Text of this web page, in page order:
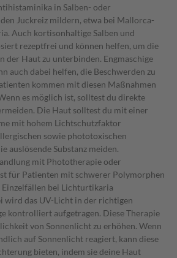
in Salben- oder
Juckreiz mildern, etwa bei Mallorca-
Auch kortisonhaltige Salben und
rezeptfrei und können helfen, um die
der Haut zu unterbinden. Engmaschige
auch dabei helfen, die Beschwerden zu
kommen mit diesen Maßnahmen
es möglich ist, solltest du direkte
Die Haut solltest du mit einer
mit hohem Lichtschutzfaktor
sowie phototoxischen
auslösende Substanz meiden.
mit Phototherapie oder
für Patienten mit schwerer Polymorphen
bei Lichturtikaria
wird das UV-Licht in der richtigen
kontrolliert aufgetragen. Diese Therapie
von Sonnenlicht zu erhöhen. Wenn
auf Sonnenlicht reagiert, kann diese
bieten, indem sie deine Haut